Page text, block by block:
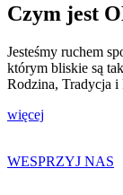
Czym jest
Jesteśmy ruchem
którym bliskie są
Rodzina, Tradycja i
więcej
WESPRZYJ NAS